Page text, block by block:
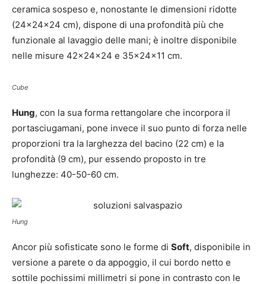
ceramica sospeso e, nonostante le dimensioni ridotte
(24x24x24 cm), dispone di una profondità più che
funzionale al lavaggio delle mani; è inoltre disponibile
nelle misure 42x24x24 e 35x24x11 cm.
Cube
Hung, con la sua forma rettangolare che incorpora il
portasciugamani, pone invece il suo punto di forza nelle
proporzioni tra la larghezza del bacino (22 cm) e la
profondità (9 cm), pur essendo proposto in tre
lunghezze: 40-50-60 cm.
Hung
Ancor più sofisticate sono le forme di Soft, disponibile in
versione a parete o da appoggio, il cui bordo netto e
sottile pochissimi millimetri si pone in contrasto con le